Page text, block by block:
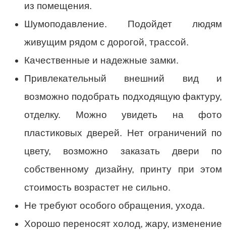
из помещения.
Шумоподавление. Подойдет людям
живущим рядом с дорогой, трассой.
Качественные и надежные замки.
Привлекательный внешний вид и
возможно подобрать подходящую фактуру,
отделку. Можно увидеть на фото
пластиковых дверей. Нет ограничений по
цвету, возможно заказать двери по
собственному дизайну, принту при этом
стоимость возрастет не сильно.
Не требуют особого обращения, ухода.
Хорошо переносят холод, жару, изменение